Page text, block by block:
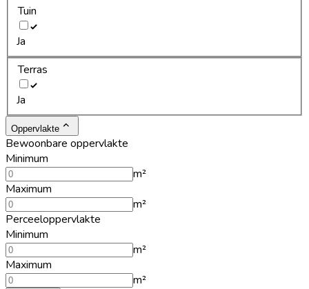
Tuin
Ja
Terras
Ja
Oppervlakte
Bewoonbare oppervlakte
Minimum
m²
Maximum
m²
Perceeloppervlakte
Minimum
m²
Maximum
m²